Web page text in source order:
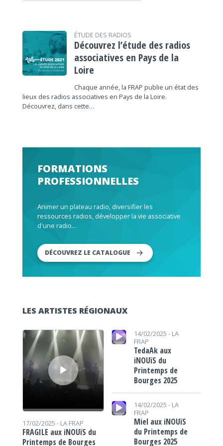
ÉTUDE DES RADIOS
Découvrez l’étude des radios
associatives en Pays de la
Loire
Chaque année, la FRAP publie un état des
lieux des radios associatives en Pays de la Loire.
Découvrez, dans cette…
FORMATIONS
PROFESSIONNELLES
Animer un plateau radio, diversifier les
ressources radios, développer la vie associative
d'une radio...
DÉCOUVREZ LE CATALOGUE
LES ARTISTES RÉGIONAUX
Lecteur audio
17/02/2025 - LA FRAP
FRAGILE aux iNOUïS du
Printemps de Bourges
Lecteur audio 14/02/2025 - LA
FRAP
TedaAk aux
iNOUïS du
Printemps de
Bourges 2025
Lecteur audio
14/02/2025 - LA
FRAP
Miel aux iNOUïS
du Printemps de
Bourges 2025